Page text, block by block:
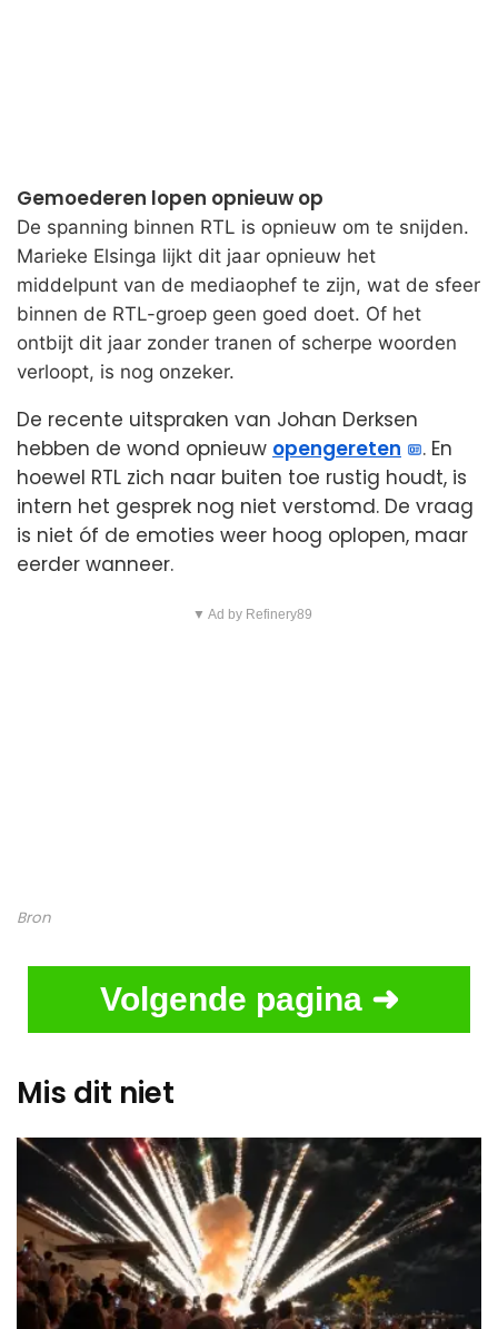
Gemoederen lopen opnieuw op
De spanning binnen RTL is opnieuw om te snijden.
Marieke Elsinga lijkt dit jaar opnieuw het
middelpunt van de mediaophef te zijn, wat de sfeer
binnen de RTL-groep geen goed doet. Of het
ontbijt dit jaar zonder tranen of scherpe woorden
verloopt, is nog onzeker.
De recente uitspraken van Johan Derksen
hebben de wond opnieuw opengereten
. En
hoewel RTL zich naar buiten toe rustig houdt, is
intern het gesprek nog niet verstomd. De vraag
is niet óf de emoties weer hoog oplopen, maar
eerder wanneer.
▼ Ad by Refinery89
Bron
Volgende pagina ➜
Mis dit niet